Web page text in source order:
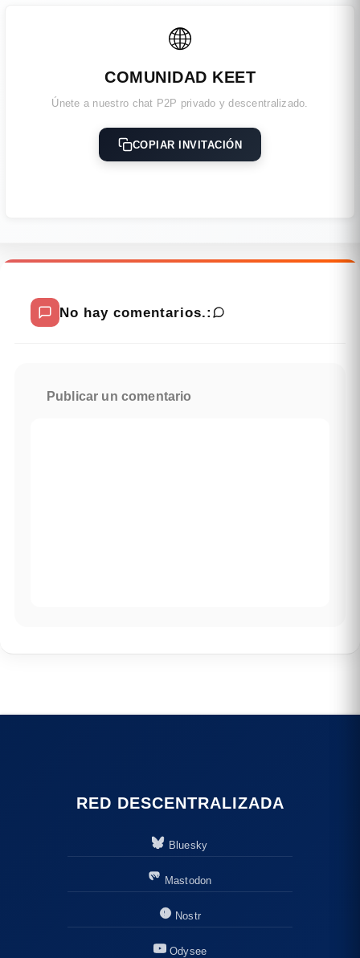
🌐
COMUNIDAD KEET
Únete a nuestro chat P2P privado y descentralizado.
COPIAR INVITACIÓN
No hay comentarios.:
Publicar un comentario
RED DESCENTRALIZADA
Bluesky
Mastodon
Nostr
Odysee